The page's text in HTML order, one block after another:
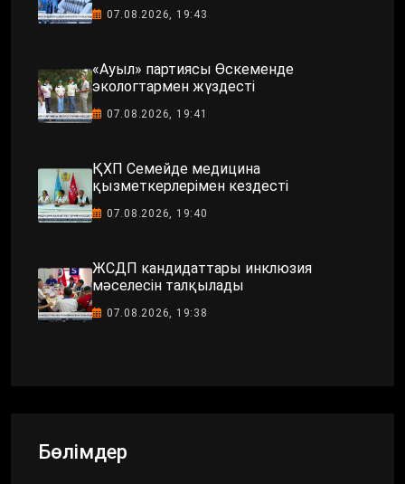
07.08.2026, 19:43
«Ауыл» партиясы Өскеменде
экологтармен жүздесті
07.08.2026, 19:41
ҚХП Семейде медицина
қызметкерлерімен кездесті
07.08.2026, 19:40
ЖСДП кандидаттары инклюзия
мәселесін талқылады
07.08.2026, 19:38
Бөлімдер